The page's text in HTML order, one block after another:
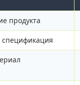
продукта
спецификация